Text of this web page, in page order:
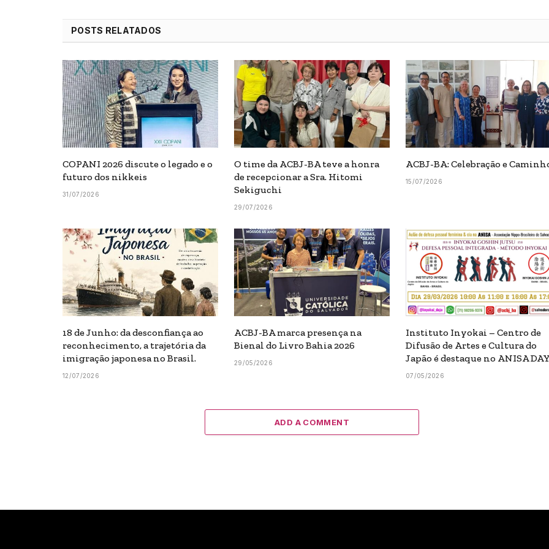
POSTS RELATADOS
COPANI 2026 discute o legado e o
futuro dos nikkeis
31/07/2026
O time da ACBJ-BA teve a honra
de recepcionar a Sra. Hitomi
Sekiguchi
29/07/2026
ACBJ-BA: Celebração e
15/07/2026
18 de Junho: da desconfiança ao
reconhecimento, a trajetória da
imigração japonesa no Brasil.
12/07/2026
ACBJ-BA marca presença na
Bienal do Livro Bahia 2026
29/05/2026
Instituto Inyokai – Centro de
Difusão de Artes e Cultura do
Japão é destaque no ANISA
07/05/2026
ADD A COMMENT